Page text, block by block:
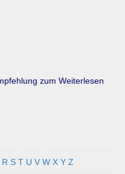
R S T U V W X Y Z